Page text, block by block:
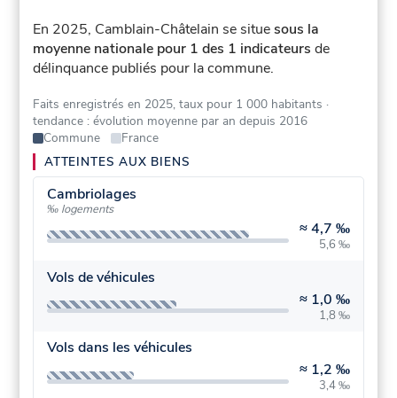
En 2025, Camblain-Châtelain se situesous la
moyenne nationale pour 1 des 1 indicateurs de
délinquance publiés pour la commune.
Faits enregistrés en 2025, taux pour 1 000 habitants ·
tendance : évolution moyenne par an depuis 2016
Commune
France
ATTEINTES AUX BIENS
Cambriolages
‰ logements
≈4,7 ‰
5,6 ‰
Vols de véhicules
≈ 1,0 ‰
1,8 ‰
Vols dans les véhicules
≈ 1,2 ‰
3,4 ‰